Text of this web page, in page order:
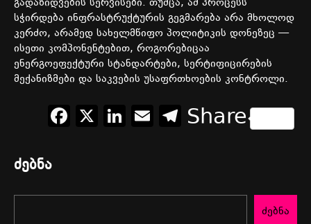
სჭირდება ინფრასტრუქტურის გეგმარება არა მხოლოდ
კერძო, არამედ სახელმწიფო პოლიტიკის დონეზეც —
ისეთი კომპონენტებით, როგორებიცაა
ენერგოეფექტური სტანდარტები, სერტიფიცირების
მექანიზმები და საკვების უსაფრთხოების კონტროლი.
Facebook
X LinkedIn
EmailTelegram
Share
ძებნა
ძებნა